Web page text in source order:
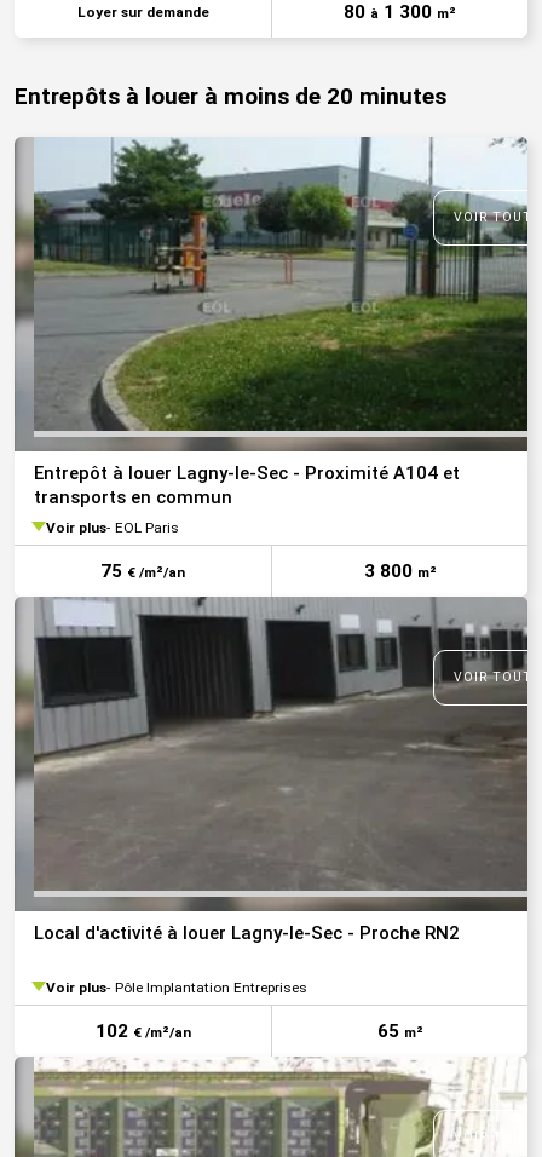
Loyer sur demande 80 à 1 300 m²
Entrepôts à louer à moins de 20 minutes
VOIR
Entrepôt à louer Lagny-le-Sec - Proximité A104 et
transports en commun
Voir plus EOL Paris
75 € /m²/an 3 800 m²
VOIR
Local d'activité à louer Lagny-le-Sec - Proche RN2
Voir plus Pôle Implantation Entreprises
102 € /m²/an 65 m²
VOIR